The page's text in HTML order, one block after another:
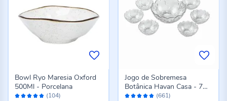
Avaliação: (104)
Bowl Ryo Maresia Oxford
500Ml - Porcelana
Avaliação: (661)
Jogo de Sobremesa
Botânica Havan Casa - 7
Peças